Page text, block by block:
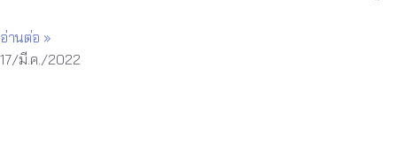
อ่านต่อ »
17/มี.ค./2022